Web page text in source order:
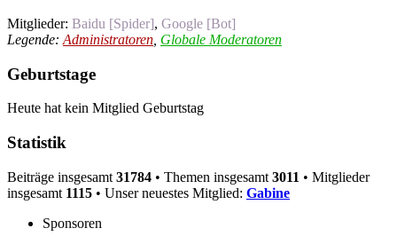
Mitglieder: Baidu [Spider], Google [Bot]
Legende: Administratoren Globale Moderatoren
Geburtstage
Heute hat kein Mitglied Geburtstag
Statistik
Beiträge insgesamt 31784 • Themen insgesamt 3011 • Mitglieder
insgesamt 1115 • Unser neuestes Mitglied: Gabine
Sponsoren